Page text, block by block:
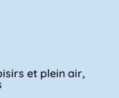
et plein air,